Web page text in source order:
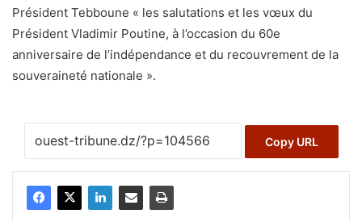
Président Tebboune « les salutations et les vœux du
Président Vladimir Poutine, à l’occasion du 60e
anniversaire de l’indépendance et du recouvrement de la
souveraineté nationale ».
Copy URL